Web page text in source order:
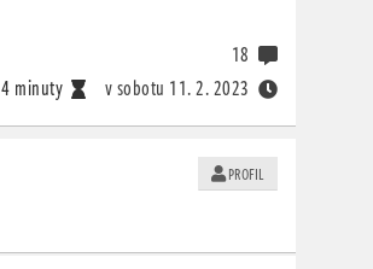
4 minuty v sobotu 11. 2. 2023
18
PROFIL